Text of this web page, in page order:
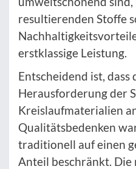
resultierenden Stoffe
erstklassige Leistung.
Entscheidend ist, dass
Herausforderung der
Kreislaufmaterialien
Qualitätsbedenken
traditionell auf einen
Anteil beschränkt. Die